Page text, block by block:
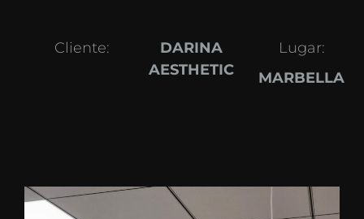
Cliente:
DARINA
AESTHETIC
Lugar:
MARBELLA